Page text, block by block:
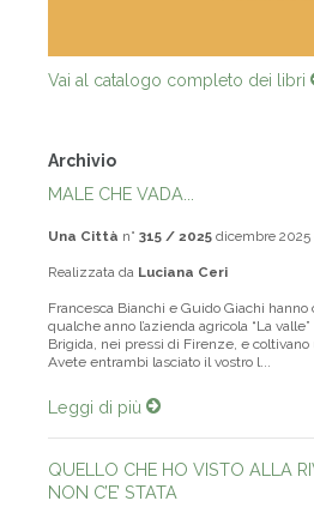
Vai al catalogo completo dei libri
Archivio
MALE CHE VADA...
Una Città n° 315 / 2025 dicembre
Realizzata da Luciana Ceri
Francesca Bianchi e Guido Giachi hanno
qualche anno l’azienda agricola “La
Brigida, nei pressi di Firenze, e
Avete entrambi lasciato il vostro l...
Leggi di più
QUELLO CHE HO VISTO ALLA
NON C’E’ STATA